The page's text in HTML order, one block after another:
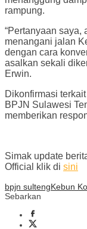
rampung.
“Pertanyaan saya,
menangani jalan
dengan cara
asalkan sekali
Erwin.
Dikonfirmasi
BPJN Sulawesi
memberikan
Simak update
Official klik di sini
bpjn sultengKebun
Sebarkan